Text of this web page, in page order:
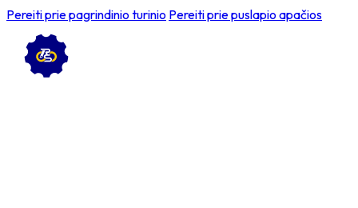
Pereiti prie pagrindinio turinio Pereiti prie puslapio apačios